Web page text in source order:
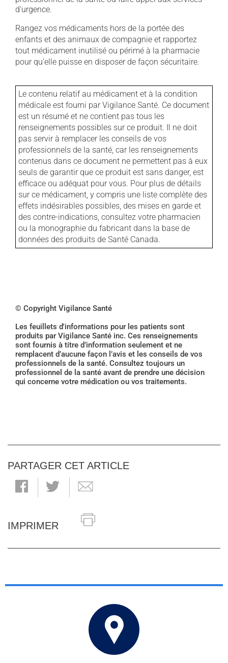
d'urgence.
Rangez vos médicaments hors de la portée des
enfants et des animaux de compagnie et rapportez
tout médicament inutilisé ou périmé à la pharmacie
pour qu'elle puisse en disposer de façon sécuritaire.
Le contenu relatif au médicament et à la condition
médicale est fourni par Vigilance Santé. Ce document
est un résumé et ne contient pas tous les
renseignements possibles sur ce produit. Il ne doit
pas servir à remplacer les conseils de vos
professionnels de la santé, car les renseignements
contenus dans ce document ne permettent pas à eux
seuls de garantir que ce produit est sans danger, est
efficace ou adéquat pour vous. Pour plus de détails
sur ce médicament, y compris une liste complète des
effets indésirables possibles, des mises en garde et
des contre-indications, consultez votre pharmacien
ou la monographie du fabricant dans la base de
données des produits de Santé Canada.
© Copyright Vigilance Santé
Les feuillets d'informations pour les patients sont
produits par Vigilance Santé inc. Ces renseignements
sont fournis à titre d’information seulement et ne
remplacent d’aucune façon l’avis et les conseils de vos
professionnels de la santé. Consultez toujours un
professionnel de la santé avant de prendre une décision
qui concerne votre médication ou vos traitements.
PARTAGER CET ARTICLE
IMPRIMER